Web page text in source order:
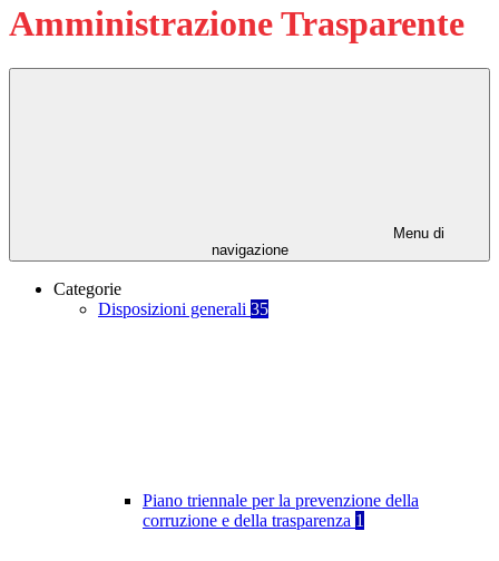
Amministrazione Trasparente
Menu di
navigazione
Categorie
Disposizioni generali 35
Piano triennale per la prevenzione della
corruzione e della trasparenza 1